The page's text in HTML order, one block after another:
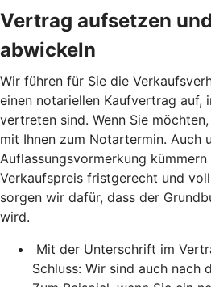
Vertrag aufsetzen
abwickeln
Wir führen für Sie die
einen notariellen Kaufvertrag auf,
vertreten sind. Wenn Sie
mit Ihnen zum Notartermin. Auch
Auflassungsvormerkung
Verkaufspreis fristgerecht und
sorgen wir dafür, dass der
wird.
Mit der Unterschrift im
Schluss: Wir sind auch nach